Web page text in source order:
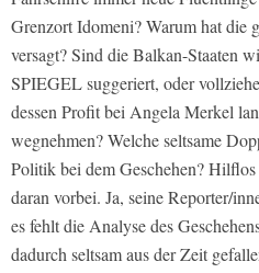
Grenzort Idomeni? Warum hat die
versagt? Sind die Balkan-Staaten
SPIEGEL suggeriert, oder
dessen Profit bei Angela Merkel
wegnehmen? Welche seltsame
Politik bei dem Geschehen?
daran vorbei. Ja, seine Reporter/
es fehlt die Analyse des
dadurch seltsam aus der Zeit